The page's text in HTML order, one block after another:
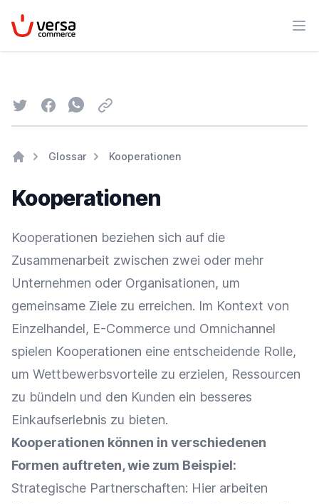
VersaCommerce
TwitterFacebookWhatsapp
Email
Glossar Kooperationen
Kooperationen
Kooperationen beziehen sich auf die
Zusammenarbeit zwischen zwei oder mehr
Unternehmen oder Organisationen, um
gemeinsame Ziele zu erreichen. Im Kontext von
Einzelhandel, E-Commerce und Omnichannel
spielen Kooperationen eine entscheidende Rolle,
um Wettbewerbsvorteile zu erzielen, Ressourcen
zu bündeln und den Kunden ein besseres
Einkaufserlebnis zu bieten.
Kooperationen können in verschiedenen
Formen auftreten, wie zum Beispiel:
Strategische Partnerschaften: Hier arbeiten